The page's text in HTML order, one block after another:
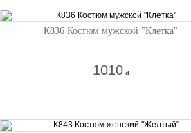
К836 Костюм мужской "Клетка"
1010 a